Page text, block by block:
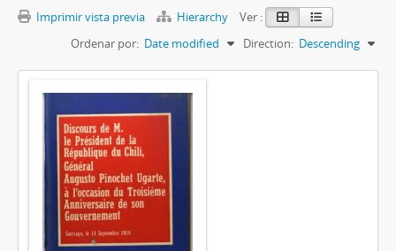
Imprimir vista previa Hierarchy
Ver :
Ordenar por: Date modified Direction: Descending